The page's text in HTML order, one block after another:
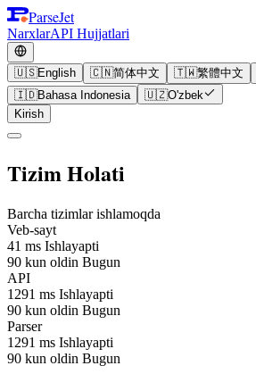
ParseJet
NarxlarAPI Hujjatlari
🇺🇸English 🇨🇳简体中文 🇹🇼繁體中文
🇮🇩Bahasa Indonesia 🇺🇿O'zbek
Kirish
Tizim Holati
Barcha tizimlar ishlamoqda
Veb-sayt
41 ms Ishlayapti
90 kun oldin Bugun
API
1291 ms Ishlayapti
90 kun oldin Bugun
Parser
1291 ms Ishlayapti
90 kun oldin Bugun